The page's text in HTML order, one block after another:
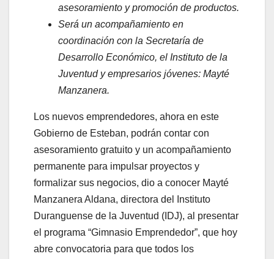
asesoramiento y promoción de productos.
Será un acompañamiento en
coordinación con la Secretaría de
Desarrollo Económico, el Instituto de la
Juventud y empresarios jóvenes: Mayté
Manzanera.
Los nuevos emprendedores, ahora en este
Gobierno de Esteban, podrán contar con
asesoramiento gratuito y un acompañamiento
permanente para impulsar proyectos y
formalizar sus negocios, dio a conocer Mayté
Manzanera Aldana, directora del Instituto
Duranguense de la Juventud (IDJ), al presentar
el programa “Gimnasio Emprendedor”, que hoy
abre convocatoria para que todos los